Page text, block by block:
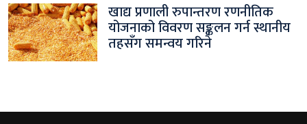
खाद्य प्रणाली रुपान्तरण रणनीतिक
योजनाको विवरण सङ्कलन गर्न स्थानीय
तहसँग समन्वय गरिने